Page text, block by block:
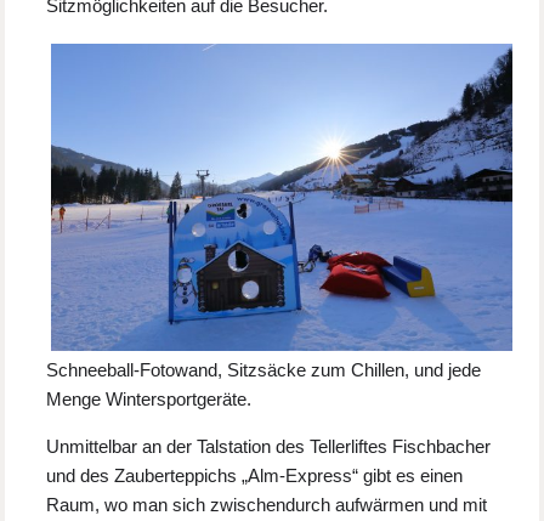
Sitzmöglichkeiten auf die Besucher.
Schneeball-Fotowand, Sitzsäcke zum Chillen, und jede
Menge Wintersportgeräte.
Unmittelbar an der Talstation des Tellerliftes Fischbacher
und des Zauberteppichs „Alm-Express“ gibt es einen
Raum, wo man sich zwischendurch aufwärmen und mit